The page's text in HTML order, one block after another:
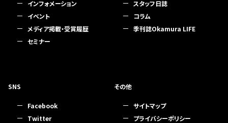
インフォメーション
イベント
メディア掲載・受賞履歴
セミナー
スタッフ日誌
コラム
季刊誌Okamura LIFE
SNS
Facebook
Twitter
その他
サイトマップ
プライバシーポリシー